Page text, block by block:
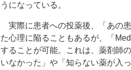
うになっている。
実際に患者への投薬後、「あの
た心理に陥ることもあるが、「
することが可能。これは、薬剤師
いなかった」や「知らない薬が入